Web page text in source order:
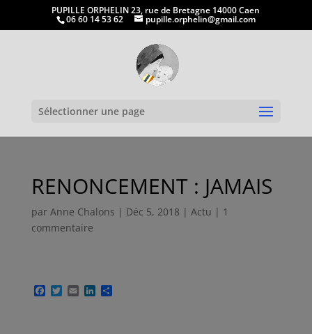
PUPILLE ORPHELIN 23, rue de Bretagne 14000 Caen
06 60 14 53 62 pupille.orphelin@gmail.com
Sélectionner une page
RENONCEMENT : JAMAIS
par Anne Chalons | Déc 5, 2018 | Actu | 1
commentaire
F T E L P